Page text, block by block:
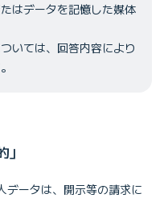
はデータを記憶した媒体
いては、回答内容により
データは、開示等の請求に